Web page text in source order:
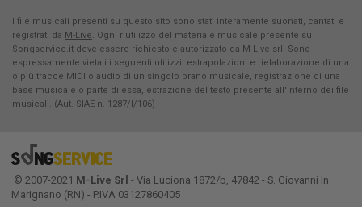
I file musicali presenti su questo sito sono stati interamente suonati, cantati e
registrati da M-Live. Ogni riutilizzo del materiale musicale presente su
Songservice.it deve essere richiesto e autorizzato da M-Live srl. Sono
espressamente vietati i seguenti utilizzi: estrapolazioni e rielaborazione di una
o più tracce MIDI o audio di un singolo brano musicale, registrazione di una
base musicale o parte di essa, estrazione del testo presente all'interno dei file
musicali. (Aut. SIAE n. 1287/I/106)
© 2007-2021 M-Live Srl - Via Luciona 1872/b, 47842 - S. Giovanni In
Marignano (RN) - P.IVA 03127860405